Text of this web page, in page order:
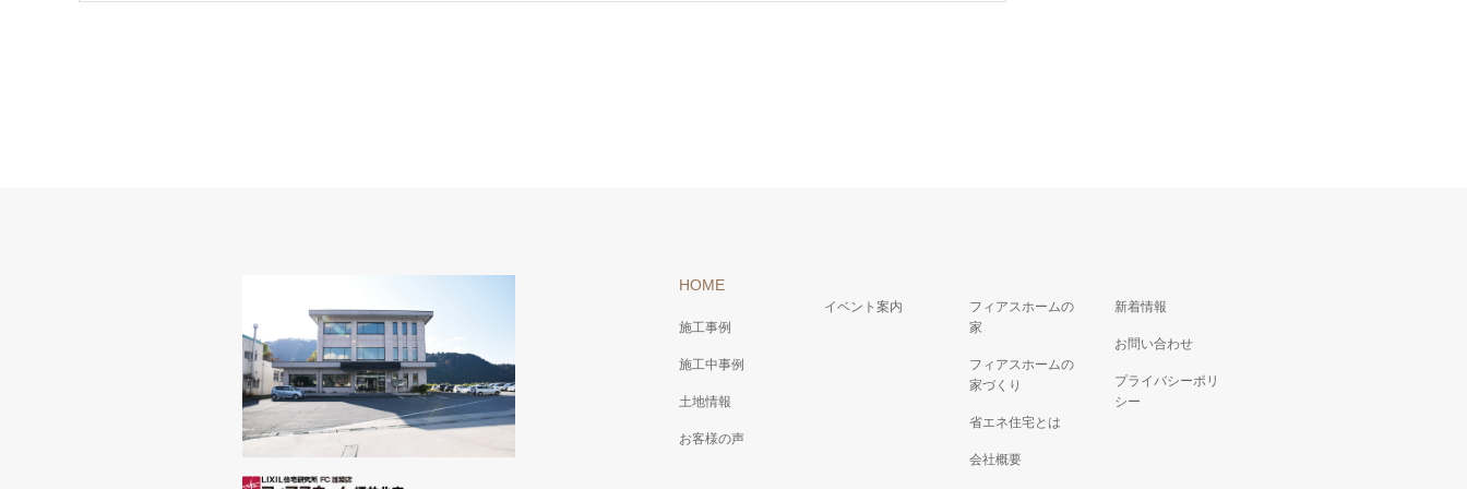
HOME
施工事例
施工中事例
土地情報
お客様の声
イベント案内
フィアスホームの
家
フィアスホームの
家づくり
省エネ住宅とは
会社概要
新着情報
お問い合わせ
プライバシーポリ
シー